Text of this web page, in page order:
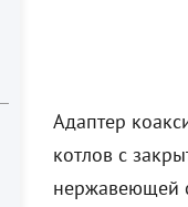
Адаптер
котлов с
нержавеющей